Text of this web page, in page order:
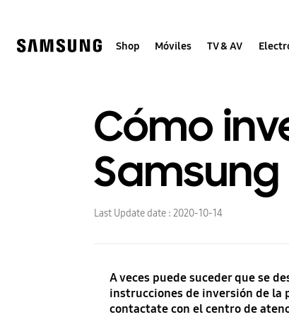
Shop Móviles TV & AV
Cómo
Samsung
Last Update date : 2020-10-14
A veces puede suceder que se
instrucciones de inversión de la
contactate con el centro de